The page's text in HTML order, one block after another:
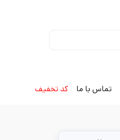
تماس با ما کد تخفیف